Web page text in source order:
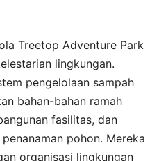
Treetop Adventure Park
lingkungan.
pengelolaan sampah
bahan-bahan ramah
fasilitas, dan
pohon. Mereka
organisasi lingkungan